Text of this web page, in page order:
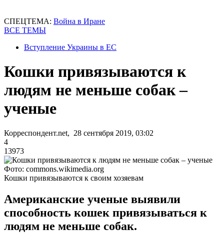
СПЕЦТЕМА: Война в Иране
ВСЕ ТЕМЫ
Вступление Украины в ЕС
Кошки привязываются к
людям не меньше собак –
ученые
Корреспондент.net, 28 сентября 2019, 03:02
4
13973
Фото: commons.wikimedia.org
Кошки привязываются к своим хозяевам
Американские ученые выявили
способность кошек привязываться к
людям не меньше собак.